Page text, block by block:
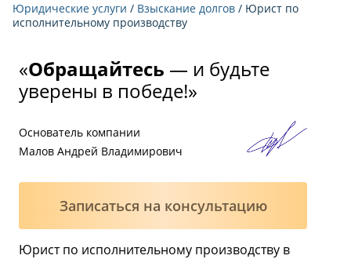
Юридические услуги / Взыскание долгов / Юрист по
исполнительному производству
«Обращайтесь — и будьте
уверены в победе!»
Основатель компании
Малов Андрей Владимирович
Записаться на консультацию
Юрист по исполнительному производству в